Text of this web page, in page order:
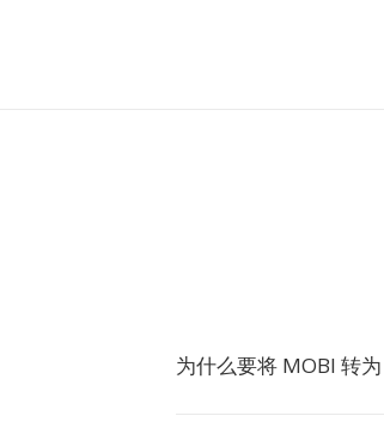
为什么要将 MOBI 转为